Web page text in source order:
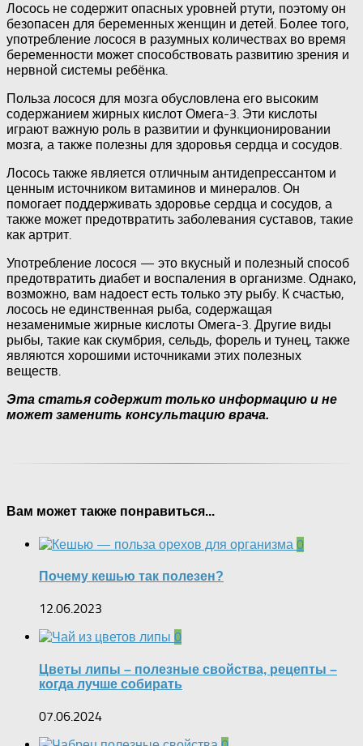
Лосось не содержит опасных уровней ртути, поэтому он
безопасен для беременных женщин и детей. Более того,
употребление лосося в разумных количествах во время
беременности может способствовать развитию зрения и
нервной системы ребёнка.
Польза лосося для мозга обусловлена его высоким
содержанием жирных кислот Омега-3. Эти кислоты
играют важную роль в развитии и функционировании
мозга, а также полезны для здоровья сердца и сосудов.
Лосось также является отличным антидепрессантом и
ценным источником витаминов и минералов. Он
помогает поддерживать здоровье сердца и сосудов, а
также может предотвратить заболевания суставов, такие
как артрит.
Употребление лосося — это вкусный и полезный способ
предотвратить диабет и воспаления в организме. Однако,
возможно, вам надоест есть только эту рыбу. К счастью,
лосось не единственная рыба, содержащая
незаменимые жирные кислоты Омега-3. Другие виды
рыбы, такие как скумбрия, сельдь, форель и тунец, также
являются хорошими источниками этих полезных
веществ.
Эта статья содержит только информацию и не
может заменить консультацию врача.
Вам может также понравиться...
0
Почему кешью так полезен?
12.06.2023
0
Цветы липы – полезные свойства, рецепты –
когда лучше собирать
07.06.2024